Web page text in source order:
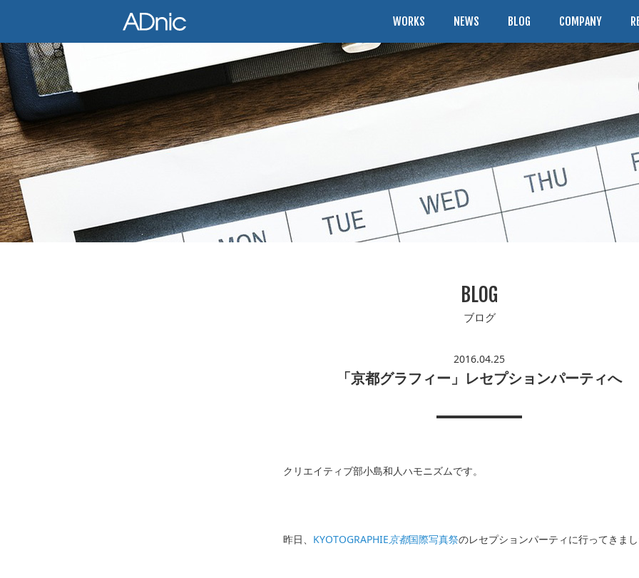
WORKS NEWS BLOG COMPANY
BLOG
ブログ
2016.04.25
「京都グラフィー」レセプションパーティへ
クリエイティブ部小島和人ハモニズムです。
昨日、 KYOTOGRAPHIE京都国際写真祭のレセプションパーティに行ってきま